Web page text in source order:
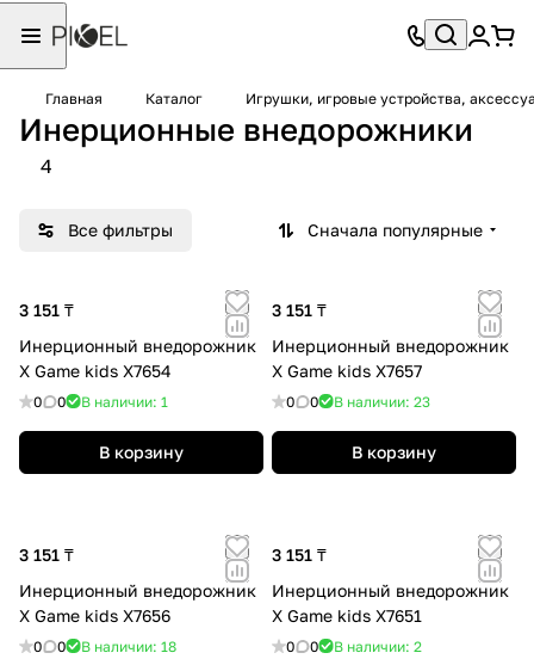
Главная Каталог Игрушки, игровые устройства,
Инерционные внедорожники
4
Все фильтры Сначала популярные
3 151 ₸
Инерционный внедорожник
X Game kids X7654
0 0 В наличии: 1
В корзину
3 151 ₸
Инерционный внедорожник
X Game kids X7657
0 0 В наличии: 23
В корзину
3 151 ₸
Инерционный внедорожник
X Game kids X7656
0 0 В наличии: 18
3 151 ₸
Инерционный внедорожник
X Game kids X7651
0 0 В наличии: 2